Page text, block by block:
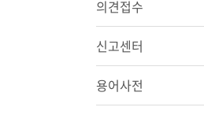
의견접수
신고센터
용어사전